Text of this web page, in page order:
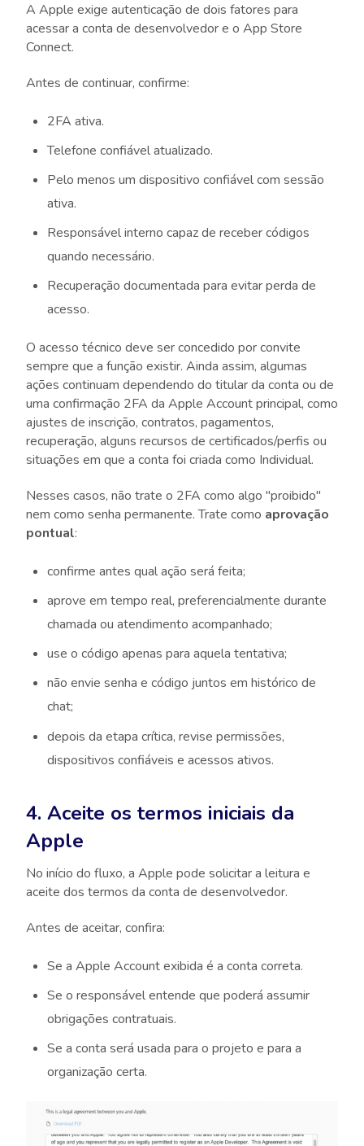
A Apple exige autenticação de dois fatores para
acessar a conta de desenvolvedor e o App Store
Connect.
Antes de continuar, confirme:
2FA ativa.
Telefone confiável atualizado.
Pelo menos um dispositivo confiável com sessão
ativa.
Responsável interno capaz de receber códigos
quando necessário.
Recuperação documentada para evitar perda de
acesso.
O acesso técnico deve ser concedido por convite
sempre que a função existir. Ainda assim, algumas
ações continuam dependendo do titular da conta ou de
uma confirmação 2FA da Apple Account principal, como
ajustes de inscrição, contratos, pagamentos,
recuperação, alguns recursos de certificados/perfis ou
situações em que a conta foi criada como Individual.
Nesses casos, não trate o 2FA como algo "proibido"
nem como senha permanente. Trate como aprovação
pontual:
confirme antes qual ação será feita;
aprove em tempo real, preferencialmente durante
chamada ou atendimento acompanhado;
use o código apenas para aquela tentativa;
não envie senha e código juntos em histórico de
chat;
depois da etapa crítica, revise permissões,
dispositivos confiáveis e acessos ativos.
4. Aceite os termos iniciais da
Apple
No início do fluxo, a Apple pode solicitar a leitura e
aceite dos termos da conta de desenvolvedor.
Antes de aceitar, confira:
Se a Apple Account exibida é a conta correta.
Se o responsável entende que poderá assumir
obrigações contratuais.
Se a conta será usada para o projeto e para a
organização certa.